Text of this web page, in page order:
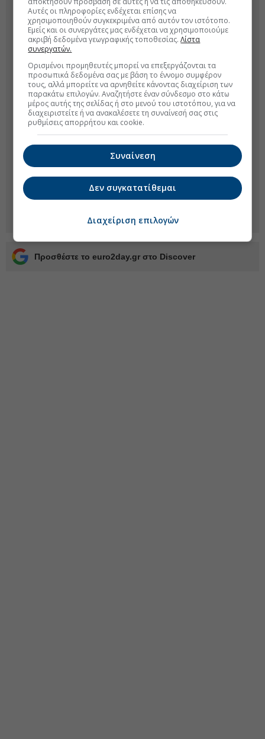
Προσθέστε το euro2day.gr στο Discover
Αυτές οι πληροφορίες ενδέχεται επίσης να
χρησιμοποιηθούν συγκεκριμένα από αυτόν τον ιστότοπο.
Εμείς και οι συνεργάτες μας ενδέχεται να χρησιμοποιούμε
ακριβή δεδομένα γεωγραφικής τοποθεσίας.Λίστα
συνεργατών.
Ορισμένοι προμηθευτές μπορεί να επεξεργάζονται τα
προσωπικά δεδομένα σας με βάση το έννομο συμφέρον
τους, αλλά μπορείτε να αρνηθείτε κάνοντας διαχείριση των
παρακάτω επιλογών. Αναζητήστε έναν σύνδεσμο στο κάτω
μέρος αυτής της σελίδας ή στο μενού του ιστοτόπου, για να
διαχειριστείτε ή να ανακαλέσετε τη συναίνεσή σας στις
ρυθμίσεις απορρήτου και cookie.
Συναίνεση
Δεν συγκατατίθεμαι
Διαχείριση επιλογών